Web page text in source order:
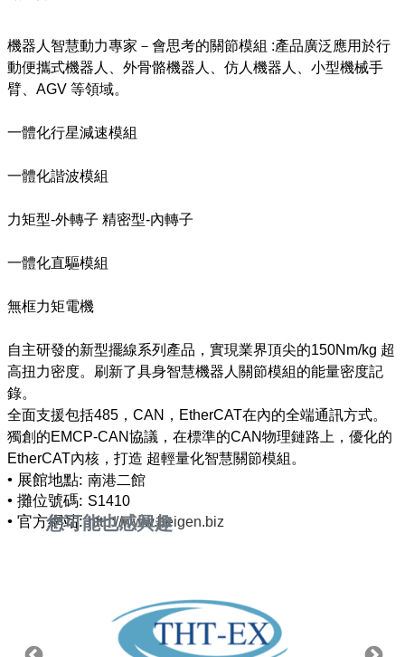
機器人智慧動力專家－會思考的關節模組 :產品廣泛應用於行
動便攜式機器人、外骨骼機器人、仿人機器人、小型機械手
臂、AGV 等領域。
一體化行星減速模組
一體化諧波模組
力矩型-外轉子 精密型-內轉子
一體化直驅模組
無框力矩電機
自主研發的新型擺線系列產品，實現業界頂尖的150Nm/kg 超
高扭力密度。刷新了具身智慧機器人關節模組的能量密度記
錄。
全面支援包括485，CAN，EtherCAT在內的全端通訊方式。
獨創的EMCP-CAN協議，在標準的CAN物理鏈路上，優化的
• 展館地點: 南港二館
• 攤位號碼: S1410
• 官方網站:http://www.heigen.biz
您可能也感興趣